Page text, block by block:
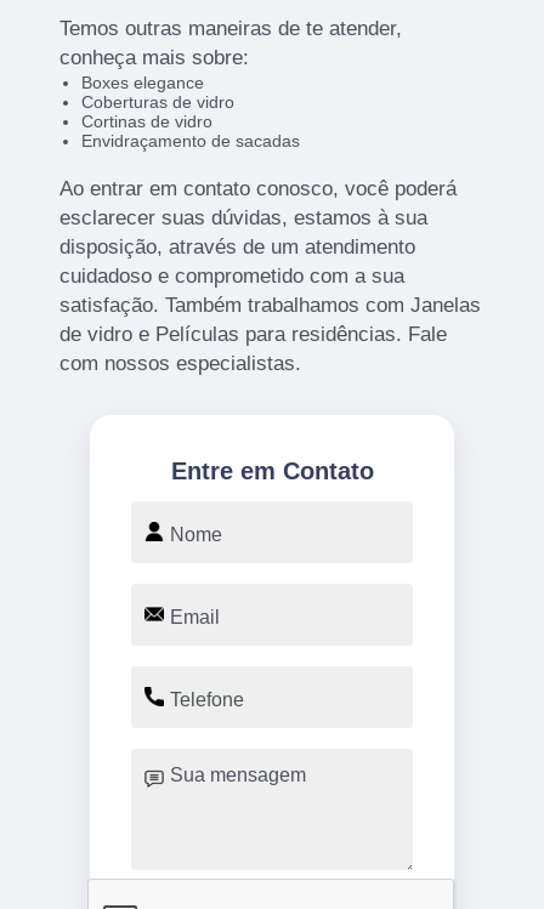
Temos outras maneiras de te atender,
conheça mais sobre:
Boxes elegance
Coberturas de vidro
Cortinas de vidro
Envidraçamento de sacadas
Ao entrar em contato conosco, você poderá
esclarecer suas dúvidas, estamos à sua
disposição, através de um atendimento
cuidadoso e comprometido com a sua
satisfação. Também trabalhamos com Janelas
de vidro e Películas para residências. Fale
com nossos especialistas.
Entre em Contato